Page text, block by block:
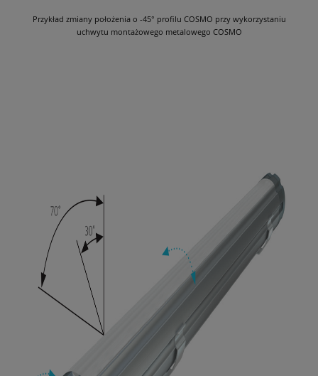
Przykład zmiany położenia o -45° profilu COSMO przy wykorzystaniu
uchwytu montażowego metalowego COSMO